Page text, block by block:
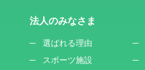
法人のみなさま
選ばれる理由
スポーツ施設